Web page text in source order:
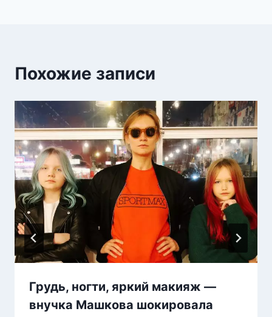
Похожие записи
Грудь, ногти, яркий макияж —
внучка Машкова шокировала